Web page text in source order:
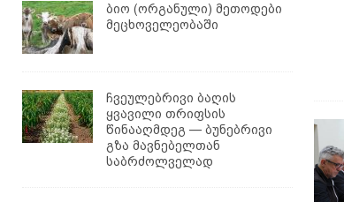
ბიო (ორგანული) მეთოდები
მეცხოველეობაში
ჩვეულებრივი ბაღის
ყვავილი თრიფსის
წინააღმდეგ — ბუნებრივი
გზა მავნებელთან
საბრძოლველად